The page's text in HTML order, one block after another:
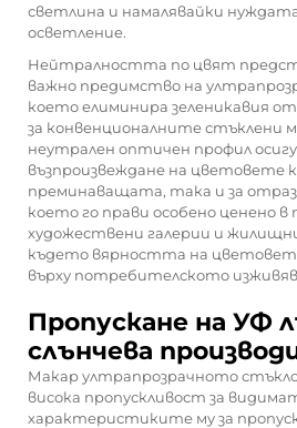
светлина и намалявайки
осветление.
Нейтралността по цвят
важно предимство на
което елиминира зеленикавия
за конвенционалните стъклени
неутрален оптичен профил
възпроизвеждане на цветовете
преминаващата, така и за
което го прави особено ценено
художествени галерии и
където вярността на
върху потребителското
Пропускане на УФ
слънчева
Макар ултрапрозрачното
висока пропускливост за
характеристиките му за